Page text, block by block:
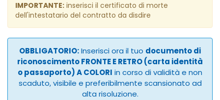
IMPORTANTE: inserisci il certificato di morte
dell'intestatario del contratto da disdire
OBBLIGATORIO:Inserisci ora il tuo documento di
riconoscimento FRONTE E RETRO (carta identità
o passaporto) A COLORI in corso di validità e non
scaduto, visibile e preferibilmente scansionato ad
alta risoluzione.